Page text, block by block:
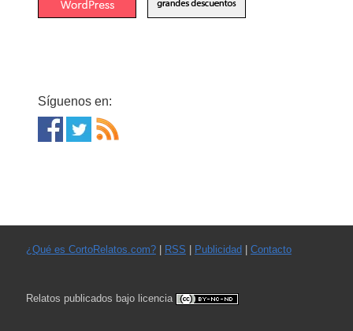
Síguenos en:
¿Qué es CortoRelatos.com?| RSS Publicidad Contacto
Relatos publicados bajo licencia